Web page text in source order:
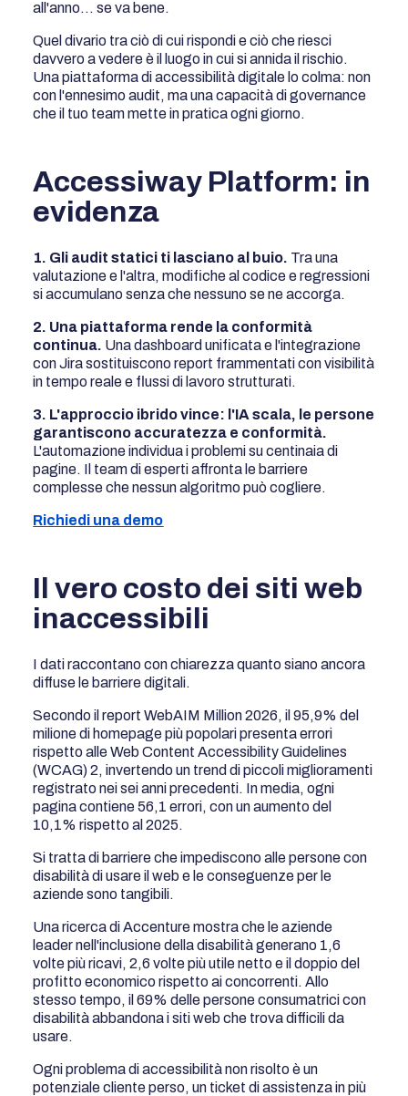
all'anno… se va bene.
Quel divario tra ciò di cui rispondi e ciò che riesci
davvero a vedere è il luogo in cui si annida il rischio.
Una piattaforma di accessibilità digitale lo colma: non
con l'ennesimo audit, ma una capacità di governance
che il tuo team mette in pratica ogni giorno.
Accessiway Platform: in
evidenza
1. Gli audit statici ti lasciano al buio. Tra una
valutazione e l'altra, modifiche al codice e regressioni
si accumulano senza che nessuno se ne accorga.
2. Una piattaforma rende la conformità
continua. Una dashboard unificata e l'integrazione
con Jira sostituiscono report frammentati con visibilità
in tempo reale e flussi di lavoro strutturati.
3. L'approccio ibrido vince: l'IA scala, le persone
garantiscono accuratezza e conformità.
L'automazione individua i problemi su centinaia di
pagine. Il team di esperti affronta le barriere
complesse che nessun algoritmo può cogliere.
Richiedi una demo
Il vero costo dei siti web
inaccessibili
I dati raccontano con chiarezza quanto siano ancora
diffuse le barriere digitali.
Secondo il report WebAIM Million 2026, il 95,9% del
milione di homepage più popolari presenta errori
rispetto alle Web Content Accessibility Guidelines
(WCAG) 2, invertendo un trend di piccoli miglioramenti
registrato nei sei anni precedenti. In media, ogni
pagina contiene 56,1 errori, con un aumento del
10,1% rispetto al 2025.
Si tratta di barriere che impediscono alle persone con
disabilità di usare il web e le conseguenze per le
aziende sono tangibili.
Una ricerca di Accenture mostra che le aziende
leader nell'inclusione della disabilità generano 1,6
volte più ricavi, 2,6 volte più utile netto e il doppio del
profitto economico rispetto ai concorrenti. Allo
stesso tempo, il 69% delle persone consumatrici con
disabilità abbandona i siti web che trova difficili da
usare.
Ogni problema di accessibilità non risolto è un
potenziale cliente perso, un ticket di assistenza in più